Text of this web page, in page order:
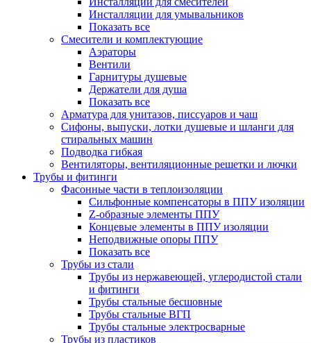
Инсталляции для умывальников
Показать все
Смесители и комплектующие
Аэраторы
Вентили
Гарнитуры душевые
Держатели для душа
Показать все
Арматура для унитазов, писсуаров и чаш
Сифоны, выпуски, лотки душевые и шланги для
стиральных машин
Подводка гибкая
Вентиляторы, вентиляционные решетки и лючки
Трубы и фитинги
Фасонные части в теплоизоляции
Cильфонные компенсаторы в ППУ изоляции
Z-образные элементы ППУ
Концевые элементы в ППУ изоляции
Неподвижные опоры ППУ
Показать все
Трубы из стали
Трубы из нержавеющей, углеродистой стали
и фитинги
Трубы стальные бесшовные
Трубы стальные ВГП
Трубы стальные электросварные
Трубы из пластиков